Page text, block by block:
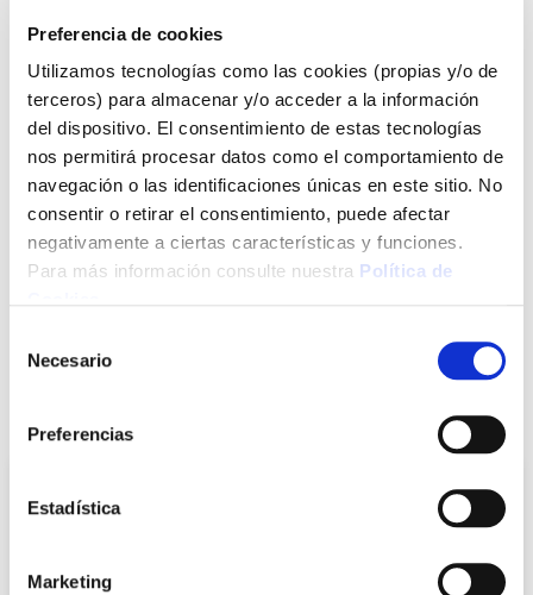
Preferencia de cookies
Utilizamos tecnologías como las cookies (propias y/o de
terceros) para almacenar y/o acceder a la información
del dispositivo. El consentimiento de estas tecnologías
nos permitirá procesar datos como el comportamiento de
navegación o las identificaciones únicas en este sitio. No
consentir o retirar el consentimiento, puede afectar
negativamente a ciertas características y funciones.
Para más información consulte nuestra Política de
Necesario
Preferencias
Estadística
Marketing
Click&Collect - Recogida gratis
en nuestras tiendas
Envío a domicilio:
5 días hábiles
+ INFO